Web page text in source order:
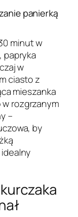
panierką
minut w
papryka
w
ciasto z
mieszanka
w rozgrzanym
–
by